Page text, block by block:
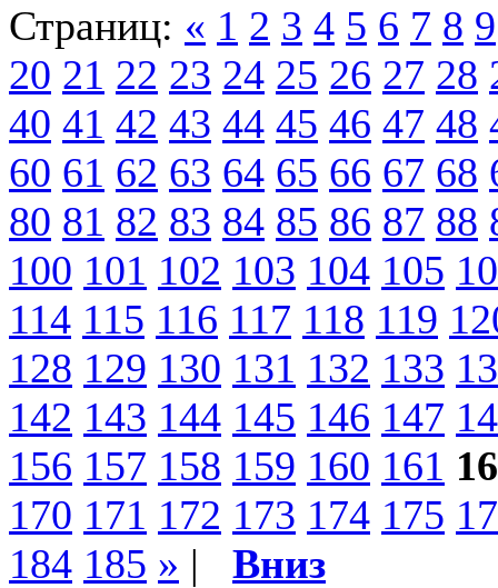
Страниц: « 1 2 3 4 5 6 7 8 9
20 21 22 23 24 25 26 27 28
40 41 42 43 44 45 46 47 48
60 61 62 63 64 65 66 67 68
80 81 82 83 84 85 86 87 88
100 101 102 103 104 105
114 115 116 117 118 119
128 129 130 131 132 133
142 143 144 145 146 147
156 157 158 159 160 161
170 171 172 173 174 175
184 185 » | Вниз